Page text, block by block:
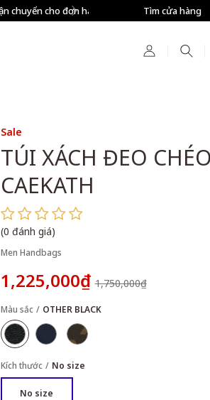
Tự động
Tìm cửa hàng
Sale
TÚI XÁCH ĐEO
CAEKATH
(0 đánh giá)
Men Handbags
1,225,000₫ 1,750,000₫
Màu sắc OTHER BLACK
Kích thước No size
No size